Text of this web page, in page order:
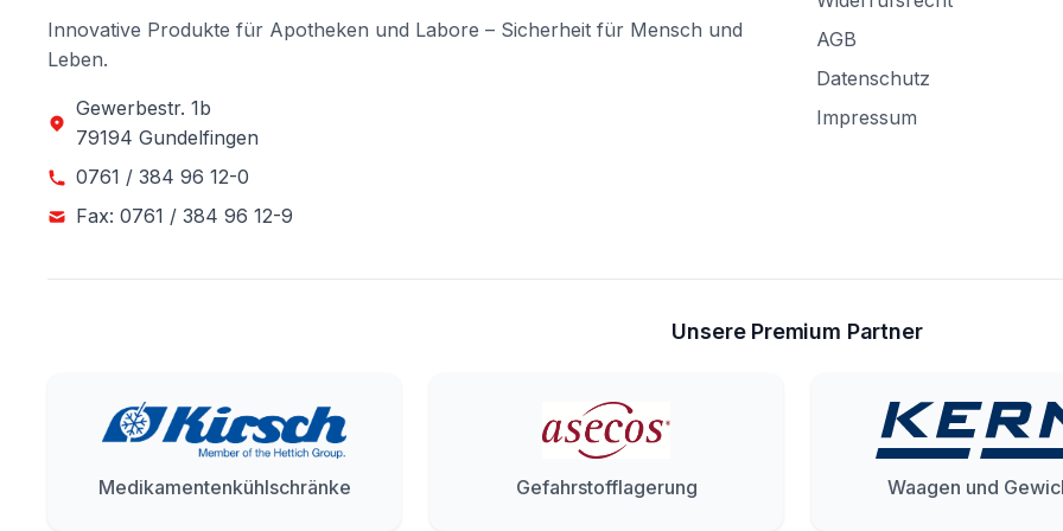
Innovative Produkte für Apotheken und Labore – Sicherheit für Mensch und
Leben.
Gewerbestr. 1b
79194 Gundelfingen
0761 / 384 96 12-0
Fax: 0761 / 384 96 12-9
AGB
Datenschutz
Impressum
Unsere Premium Partner
Medikamentenkühlschränke Gefahrstofflagerung Waagen und